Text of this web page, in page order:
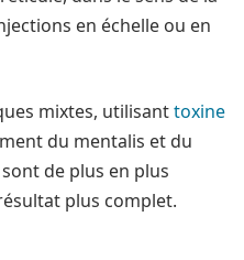
en échelle ou en
mixtes, utilisanttoxine
du mentalis et du
de plus en plus
plus complet.